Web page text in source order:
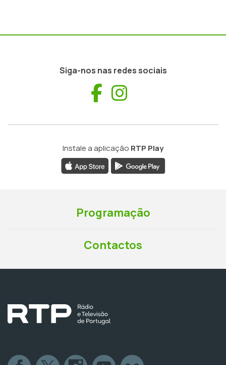
Siga-nos nas redes sociais
Facebook
Instale a aplicação RTP Play
Programação
Contactos